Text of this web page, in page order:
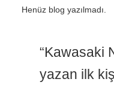
Henüz blog yazılmadı.
“Kawasaki
yazan ilk